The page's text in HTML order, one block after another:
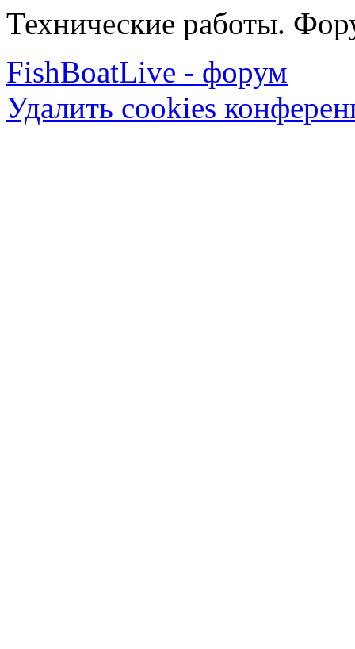
Технические работы.
FishBoatLive - форум
Удалить cookies